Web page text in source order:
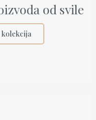
od svile
kolekcija